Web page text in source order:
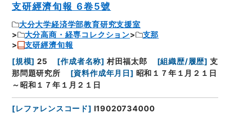
支研經濟旬報 6卷5號
大分大学経済学部教育研究支援室
大分高商・経専コレクション
支那
支研經濟旬報
[規模] 25 [作成者名称] 村田福太郎 [組織歴/履歴] 支
那問題研究所
[資料作成年月日 ] 昭和１７年１月２１日
～昭和１７年１月２１日
[レファレンスコード] I19020734000